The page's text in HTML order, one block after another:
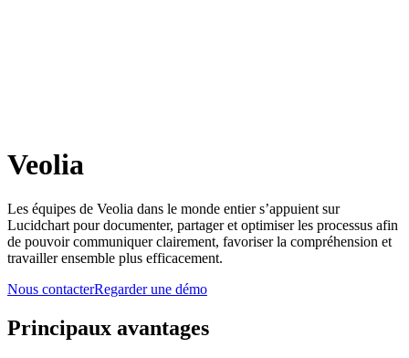
Veolia
Les équipes de Veolia dans le monde entier s’appuient sur
Lucidchart pour documenter, partager et optimiser les processus afin
de pouvoir communiquer clairement, favoriser la compréhension et
travailler ensemble plus efficacement.
Nous contacterRegarder une démo
Principaux avantages